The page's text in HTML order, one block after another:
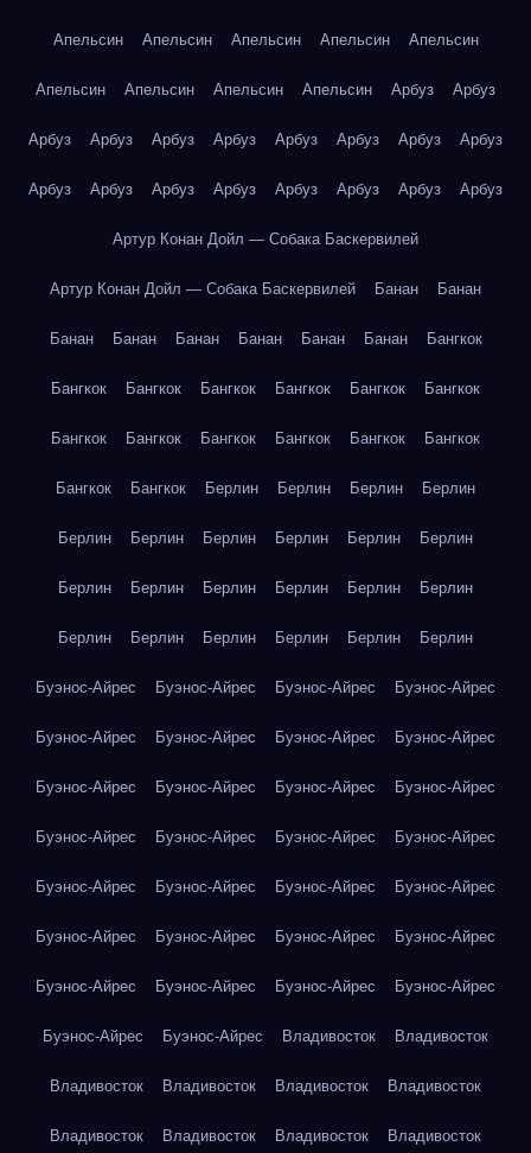
Апельсин Апельсин Апельсин Апельсин Апельсин
Апельсин Апельсин Апельсин Апельсин Арбуз Арбуз
Арбуз Арбуз Арбуз Арбуз Арбуз Арбуз Арбуз Арбуз
Арбуз Арбуз Арбуз Арбуз Арбуз Арбуз Арбуз Арбуз
Артур Конан Дойл — Собака Баскервилей
Артур Конан Дойл — Собака Баскервилей Банан Банан
Банан Банан Банан Банан Банан Банан Бангкок
Бангкок Бангкок Бангкок Бангкок Бангкок Бангкок
Бангкок Бангкок Бангкок Бангкок Бангкок Бангкок
Бангкок Бангкок Берлин Берлин Берлин Берлин
Берлин Берлин Берлин Берлин Берлин Берлин
Берлин Берлин Берлин Берлин Берлин Берлин
Берлин Берлин Берлин Берлин Берлин Берлин
Буэнос-Айрес Буэнос-Айрес Буэнос-Айрес Буэнос-Айрес
Буэнос-Айрес Буэнос-Айрес Буэнос-Айрес Буэнос-Айрес
Буэнос-Айрес Буэнос-Айрес Буэнос-Айрес Буэнос-Айрес
Буэнос-Айрес Буэнос-Айрес Буэнос-Айрес Буэнос-Айрес
Буэнос-Айрес Буэнос-Айрес Буэнос-Айрес Буэнос-Айрес
Буэнос-Айрес Буэнос-Айрес Буэнос-Айрес Буэнос-Айрес
Буэнос-Айрес Буэнос-Айрес Буэнос-Айрес Буэнос-Айрес
Буэнос-Айрес Буэнос-Айрес Владивосток Владивосток
Владивосток Владивосток Владивосток Владивосток
Владивосток Владивосток Владивосток Владивосток